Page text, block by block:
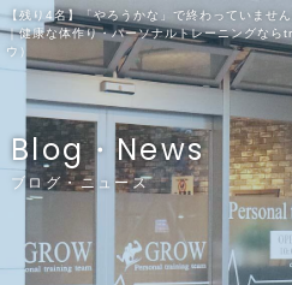
【残り4名】「やろうかな」で終わっていませ
｜健康な体作り・パーソナルトレーニングな
ウ）
Blog・News
ブログ・ニュース